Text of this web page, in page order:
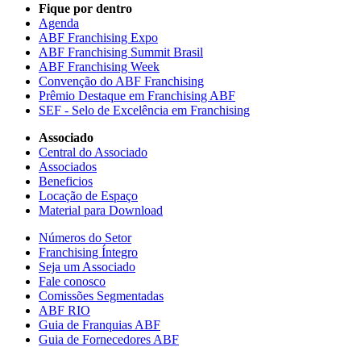
Fique por dentro
Agenda
ABF Franchising Expo
ABF Franchising Summit Brasil
ABF Franchising Week
Convenção do ABF Franchising
Prêmio Destaque em Franchising ABF
SEF - Selo de Excelência em Franchising
Associado
Central do Associado
Associados
Beneficios
Locação de Espaço
Material para Download
Números do Setor
Franchising Íntegro
Seja um Associado
Fale conosco
Comissões Segmentadas
ABF RIO
Guia de Franquias ABF
Guia de Fornecedores ABF